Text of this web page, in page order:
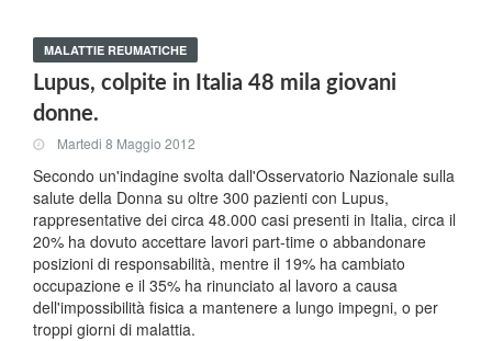
MALATTIE REUMATICHE
Lupus, colpite in Italia 48 mila giovani
donne.
Martedi 8 Maggio 2012
Secondo un'indagine svolta dall'Osservatorio Nazionale sulla
salute della Donna su oltre 300 pazienti con Lupus,
rappresentative dei circa 48.000 casi presenti in Italia, circa il
20% ha dovuto accettare lavori part-time o abbandonare
posizioni di responsabilità, mentre il 19% ha cambiato
occupazione e il 35% ha rinunciato al lavoro a causa
dell'impossibilità fisica a mantenere a lungo impegni, o per
troppi giorni di malattia.